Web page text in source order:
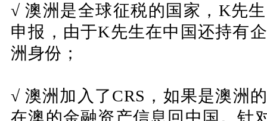
√澳洲是全球征税的国家，K先
申报，由于K先生在中国还持有
洲身份；
√ 澳洲加入了CRS，如果是澳洲
在澳的金融资产信息回中国。针